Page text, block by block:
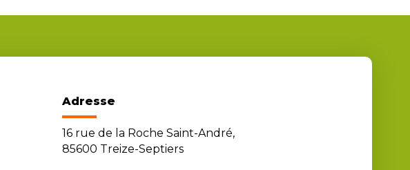
Adresse
16 rue de la Roche Saint-André,
85600 Treize-Septiers